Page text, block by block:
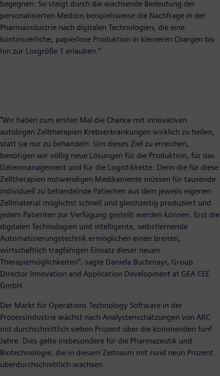
begegnen: So steigt durch die wachsende Bedeutung der
personalisierten Medizin beispielsweise die Nachfrage in der
Pharmaindustrie nach digitalen Technologien, die eine
kontinuierliche, papierlose Produktion in kleineren Chargen bis
hin zur Losgröße 1 erlauben."
"Wir haben zum ersten Mal die Chance mit innovativen
autologen Zelltherapien Krebserkrankungen wirklich zu heilen,
statt sie nur zu behandeln. Um dieses Ziel zu erreichen,
benötigen wir völlig neue Lösungen für die Produktion, für das
Datenmanagement und für die Logistikkette. Denn die für diese
Zelltherapien notwendigen Medikamente müssen für tausende
individuell zu behandelnde Patienten aus dem jeweils eigenen
Zellmaterial möglichst schnell und gleichzeitig produziert und
jedem Patienten zur Verfügung gestellt werden können. Erst die
digitalen Technologien und intelligente, selbstlernende
Automatisierungstechnik ermöglichen einen breiten,
wirtschaftlich tragfähigen Einsatz dieser neuen
Therapiemöglichkeiten", sagte Daniela Buchmayr, Group
Director Innovation and Application Development at GEA CEE
GmbH.
Der Markt für Operations Technology Software in der
Prozessindustrie wächst nach Analystenschätzungen von ARC
mit durchschnittlich sieben Prozent über die kommenden fünf
Jahre. Dies gelte insbesondere für die Pharmazeutik und
Biotechnologie, die in diesem Zeitraum mit rund neun Prozent
überdurchschnittlich wachsen.